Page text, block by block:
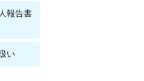
報告書
い